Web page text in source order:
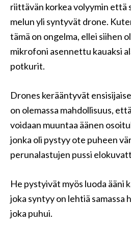
riittävän korkea volyymin että
melun yli syntyvät drone.
tämä on ongelma, ellei siihen
mikrofoni asennettu kauaksi
potkurit.
Drones kerääntyvät
on olemassa mahdollisuus,
voidaan muuntaa äänen
jonka oli pystyy ote puheen
perunalastujen pussi
He pystyivät myös luoda ääni
joka syntyy on lehtiä samassa
joka puhui.